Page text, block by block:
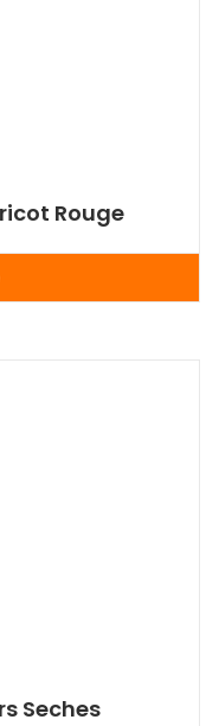
Rouge
Seches